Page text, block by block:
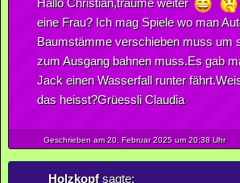
eine Frau? Ich mag Spiele wo man
Baumstämme verschieben muss um
zum Ausgang bahnen muss.Es gab
Jack einen Wasserfall runter
das heisst?Grüessli Claudia
Geschrieben am 20. Februar2025um 20:38 Uhr
Holzkopfsagte: